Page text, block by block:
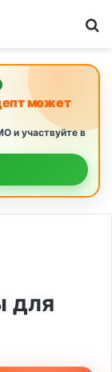
может
и участвуйте в
для